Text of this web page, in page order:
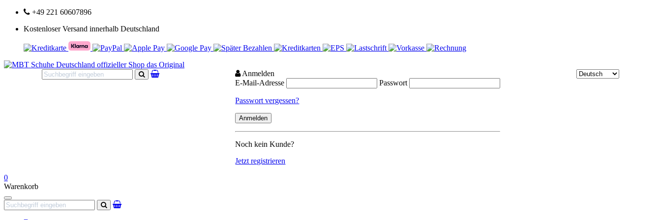
+49 221 60607896
Kostenloser Versand innerhalb Deutschland
Suchen
Anmelden
E-Mail-Adresse
Passwort
Passwort vergessen?
Noch kein Kunde?
Jetzt registrieren
0
Warenkorb
Navigation
Suchen